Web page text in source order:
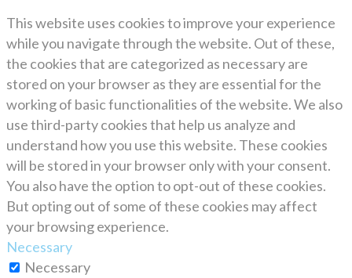
This website uses cookies to improve your experience
while you navigate through the website. Out of these,
the cookies that are categorized as necessary are
stored on your browser as they are essential for the
working of basic functionalities of the website. We also
use third-party cookies that help us analyze and
understand how you use this website. These cookies
will be stored in your browser only with your consent.
You also have the option to opt-out of these cookies.
But opting out of some of these cookies may affect
your browsing experience.
Necessary
Necessary